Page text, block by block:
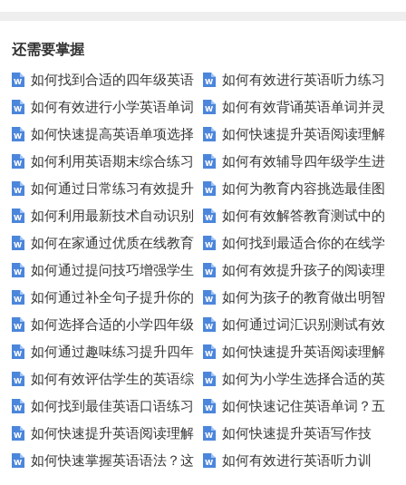
还需要掌握
如何找到合适的四年级英语
期末测试卷来提高孩子的成绩？
如何有效进行英语听力练习
以快速提升？
如何有效进行小学英语单词
与短语的默写练习？家长和老师
必看！
如何有效背诵英语单词并灵
活运用？
如何快速提高英语单项选择
题的得分？
如何快速提升英语阅读理解
能力？这些技巧你必须知道！
如何利用英语期末综合练习
卷高效备考？
如何有效辅导四年级学生进
行英语学习？这里有你需要的所
有资源！
如何通过日常练习有效提升
英语听力？
如何为教育内容挑选最佳图
片？这些建议让你的文章脱颖而
出！
如何利用最新技术自动识别
图片内容？
如何有效解答教育测试中的
排序题？[疑问式标题]
如何在家通过优质在线教育
资源提升自我？
如何找到最适合你的在线学
习平台？这里有你需要知道的一
切！
如何通过提问技巧增强学生
的课堂互动？
如何有效提升孩子的阅读理
解能力？这里有秘诀！
如何通过补全句子提升你的
写作技巧？
如何为孩子的教育做出明智
的选择？——一份全面指南
如何选择合适的小学四年级
英语听力练习？
如何通过词汇识别测试有效
提升英语词汇量？
如何通过趣味练习提升四年
级学生的英语句子结构？
如何快速提升英语阅读理解
能力？这些技巧助你一臂之力！
如何有效评估学生的英语综
合能力？这些测评方法要知道！
如何为小学生选择合适的英
语听力测试工具？
如何找到最佳英语口语练习
方法？这些建议让你事半功倍！
如何快速记住英语单词？五
种实用记忆法帮你解决难题
如何快速提升英语阅读理解
能力？这些技巧你必须知道！
如何快速提升英语写作技
能？这5个技巧你必须知道！
如何快速掌握英语语法？这
如何有效进行英语听力训